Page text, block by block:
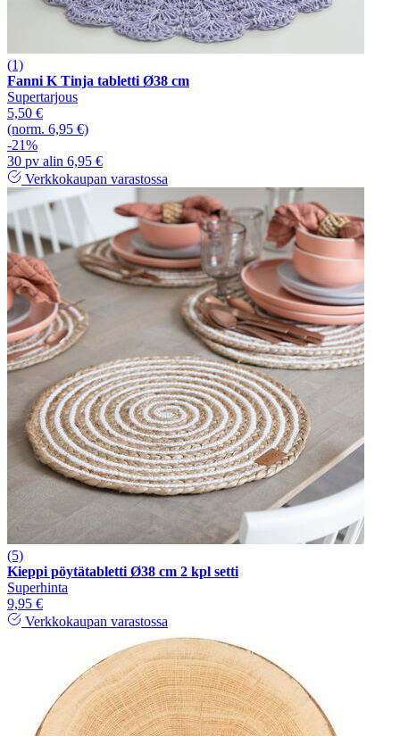
(1)
Fanni K Tinja tabletti Ø38 cm
Supertarjous
5,50 €
(norm. 6,95 €)
-21%
30 pv alin 6,95 €
Verkkokaupan varastossa
(5)
Kieppi pöytätabletti Ø38 cm 2 kpl setti
Superhinta
9,95 €
Verkkokaupan varastossa